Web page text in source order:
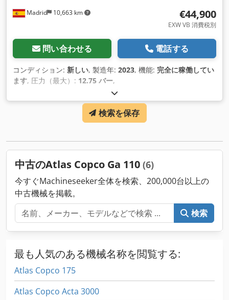
Madrid 10,663 km €44,900
EXW VB 消費税別
問い合わせる 電話する
コンディション: 新しい, 製造年: 2023, 機能: 完全に稼働してい
ます, 圧力（最大）: 12.75 バー,
検索を保存
中古のAtlas Copco Ga 110 (6)
今すぐMachineseeker全体を検索、200,000台以上の
中古機械を掲載。
検索
最も人気のある機械名称を閲覧する:
Atlas Copco 175
Atlas Copco Acta 3000